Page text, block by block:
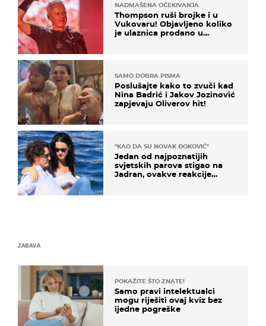
NADMAŠENA OČEKIVANJA
Thompson ruši brojke i u
Vukovaru! Objavljeno koliko
je ulaznica prodano u
SAMO DOBRA PISMA
Poslušajte kako to zvuči kad
Nina Badrić i Jakov Jozinović
zapjevaju Oliverov hit!
"KAO DA SU NOVAK ĐOKOVIĆ"
Jedan od najpoznatijih
svjetskih parova stigao na
Jadran, ovakve reakcije
ZABAVA
POKAŽITE ŠTO ZNATE!
Samo pravi intelektualci
mogu riješiti ovaj kviz bez
ijedne pogreške